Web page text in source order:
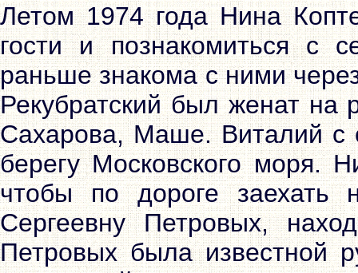
Летом 1974 года Нина
гости и познакомиться с
раньше знакома с ними
Рекубратский был женат на
Сахарова, Маше. Виталий с
берегу Московского моря.
чтобы по дороге заехать
Сергеевну Петровых,
Петровых была известной